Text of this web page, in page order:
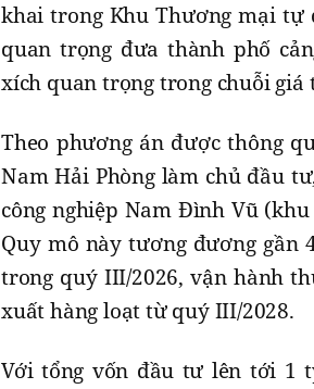
khai trong Khu Thương mại tự
quan trọng đưa thành phố
xích quan trọng trong chuỗi giá
Theo phương án được thông
Nam Hải Phòng làm chủ đầu
công nghiệp Nam Đình Vũ
Quy mô này tương đương gần
trong quý III/2026, vận hành
xuất hàng loạt từ quý III/2028.
Với tổng vốn đầu tư lên tới 1